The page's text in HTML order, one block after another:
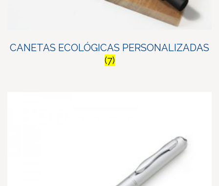
CANETAS ECOLÓGICAS PERSONALIZADAS
(7)